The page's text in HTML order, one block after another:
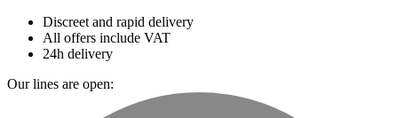
Discreet and rapid delivery
All offers include VAT
24h delivery
Our lines are open: